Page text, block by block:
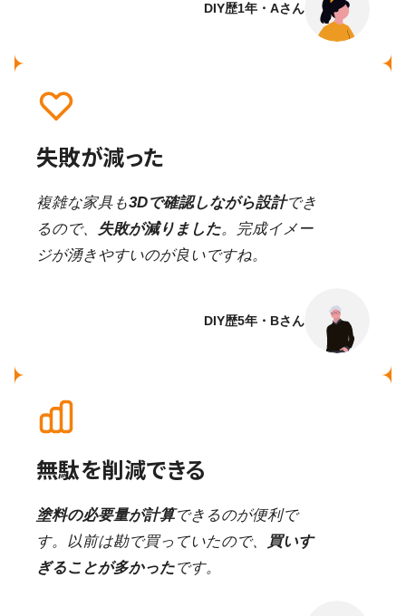
DIY歴1年・Aさん
失敗が減った
複雑な家具も3Dで確認しながら設計でき
るので、
失敗が減りました。完成イメー
ジが湧きやすいのが良いですね。
DIY歴5年・Bさん
無駄を削減できる
塗料の必要量が計算できるのが便利で
す。以前は勘で買っていたので、
買いす
ぎることが多かったです。